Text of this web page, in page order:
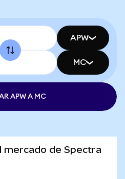
APW
MC
APW A MC
mercado de Spectra